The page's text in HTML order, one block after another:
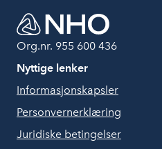
Org.nr. 955 600 436
Nyttige lenker
Informasjonskapsler
Personvernerklæring
Juridiske betingelser